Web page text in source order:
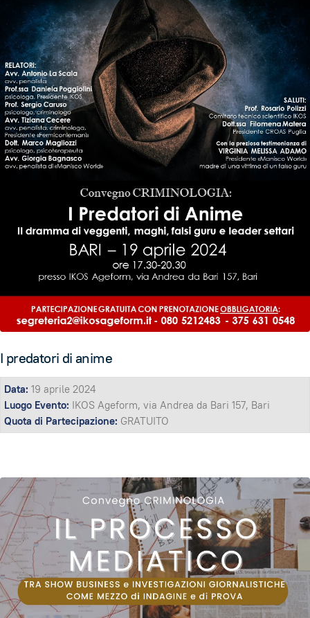
I predatori di anime
Data: 19 aprile 2024
Luogo Evento: IKOS Ageform, via Andrea da Bari 157, Bari
Quota di Partecipazione: GRATUITO